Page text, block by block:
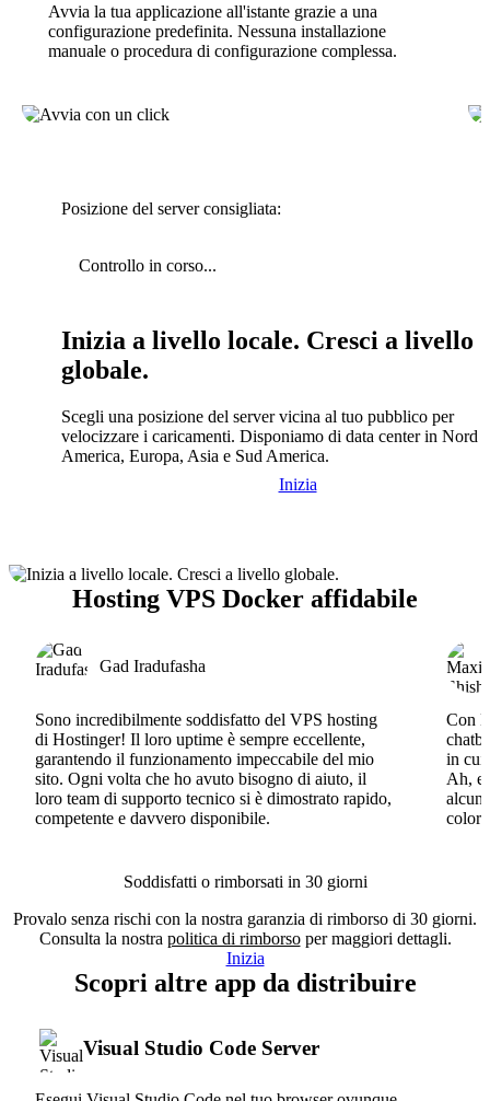
Avvia la tua applicazione all'istante grazie a una
configurazione predefinita. Nessuna installazione
manuale o procedura di configurazione complessa.
Posizione del server consigliata:
Controllo in corso...
Inizia a livello locale. Cresci a livello
globale.
Scegli una posizione del server vicina al tuo pubblico per
velocizzare i caricamenti. Disponiamo di data center in Nord
America, Europa, Asia e Sud America.
Inizia
Hosting VPS Docker affidabile
Gad Iradufasha
Sono incredibilmente soddisfatto del VPS hosting
di Hostinger! Il loro uptime è sempre eccellente,
garantendo il funzionamento impeccabile del mio
sito. Ogni volta che ho avuto bisogno di aiuto, il
loro team di supporto tecnico si è dimostrato rapido,
competente e davvero disponibile.
Con
in cui
Ah, e
alcun
Soddisfatti o rimborsati in 30 giorni
Provalo senza rischi con la nostra garanzia di rimborso di 30 giorni.
Consulta la nostra politica di rimborsoper maggiori dettagli.
Inizia
Scopri altre app da distribuire
Visual Studio Code Server